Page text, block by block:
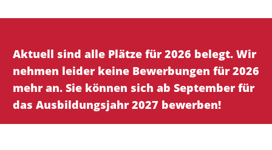
Aktuell sind alle Plätze für 2026 belegt. Wir
nehmen leider keine Bewerbungen für 2026
mehr an. Sie können sich ab September für
das Ausbildungsjahr 2027 bewerben!